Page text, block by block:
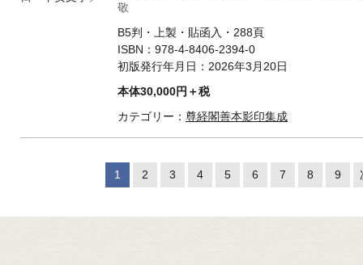
敬
B5判・上製・貼函入・288頁
ISBN： 978-4-8406-2394-0
初版発行年月日： 2026年3月20日
本体30,000円＋税
カテゴリー： 尊経閣善本影印集成
1 2 3 4 5 6 7 8 9